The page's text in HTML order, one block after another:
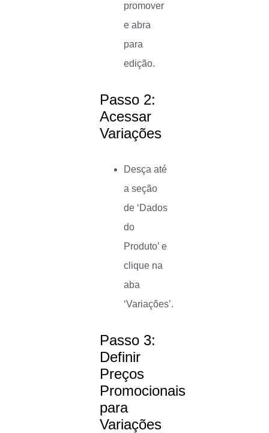
promover
e abra
para
edição.
Passo 2:
Acessar
Variações
Desça até
a seção
de ‘Dados
do
Produto’ e
clique na
aba
‘Variações’.
Passo 3:
Definir
Preços
Promocionais
para
Variações